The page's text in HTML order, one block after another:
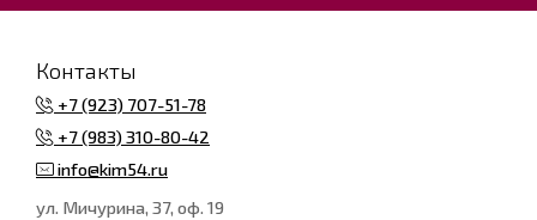
Контакты
+7 (923) 707-51-78
+7 (983) 310-80-42
info@kim54.ru
ул. Мичурина, 37, оф. 19